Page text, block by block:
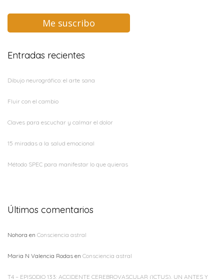
Me suscribo
Entradas recientes
Dibujo neurográfico: el arte sana
Fluir con el cambio
Claves para escuchar y calmar el dolor
15 miradas a la salud emocional
Método SPEC para manifestar lo que quieras
Últimos comentarios
Nohora en Consciencia astral
Maria N Valencia Rodas en Consciencia astral
T4 – EPISODIO 133: ACCIDENTE CEREBROVASCULAR (ICTUS), UN ANTES Y